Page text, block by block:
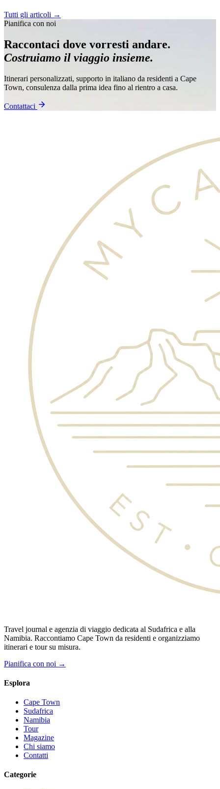
Tutti gli articoli →
Pianifica con noi
Raccontaci dove vorresti andare.
Costruiamo il viaggio insieme.
Itinerari personalizzati, supporto in italiano da residenti a Cape
Town, consulenza dalla prima idea fino al rientro a casa.
Contattaci
Travel journal e agenzia di viaggio dedicata al Sudafrica e alla
Namibia. Raccontiamo Cape Town da residenti e organizziamo
itinerari e tour su misura.
Pianifica con noi →
Esplora
Cape Town
Sudafrica
Namibia
Tour
Magazine
Chi siamo
Contatti
Categorie